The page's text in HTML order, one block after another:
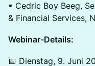
▪ Cedric Boy Beeg,
& Financial Services,
Webinar-Details:
📅 Dienstag, 9. Juni